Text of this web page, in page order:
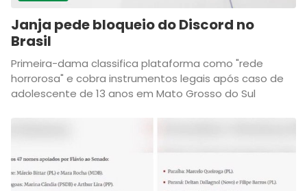
Janja pede bloqueio do Discord no
Brasil
Primeira-dama classifica plataforma como "rede
horrorosa" e cobra instrumentos legais após caso de
adolescente de 13 anos em Mato Grosso do Sul